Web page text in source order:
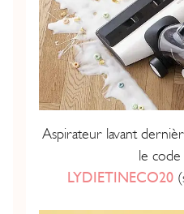
Aspirateur lavant
le
LYDIETINECO20